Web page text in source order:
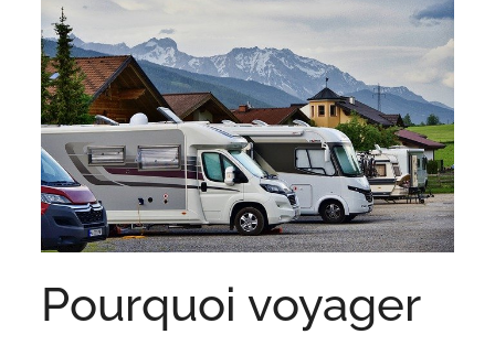
Pourquoi voyager